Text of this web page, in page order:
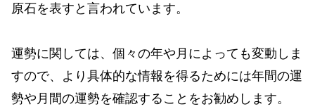
原石を表すと言われています。
運勢に関しては、個々の年や月によっても変動しま
すので、より具体的な情報を得るためには年間の運
勢や月間の運勢を確認することをお勧めします。